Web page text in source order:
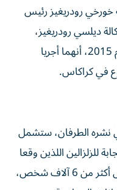
رودريغيز رئيس
ديلسي رودريغيز،
وفيغيرا وهي نائبة سابقة انتُخبت عام 2015، أنهما أجريا
في كراكاس.
الطرفان، ستشمل
للزلزالين اللذين وقعا
في 24 حزيران/يونيو وأسفرا عن مقتل أكثر من 6 آلاف شخص،